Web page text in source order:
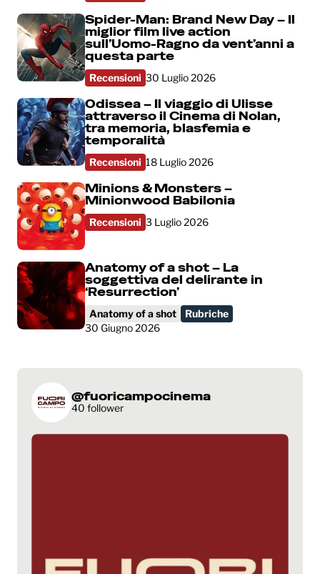
Spider-Man: Brand New Day – Il
miglior film live action
sull’Uomo-Ragno da vent’anni a
questa parte
Recensioni 30 Luglio 2026
Odissea – Il viaggio di Ulisse
attraverso il Cinema di Nolan,
tra memoria, blasfemia e
temporalità
Recensioni 18 Luglio 2026
Minions & Monsters –
Minionwood Babilonia
Recensioni 3 Luglio 2026
Anatomy of a shot – La
soggettiva del delirante in
‘Resurrection’
Anatomy of a shot
Rubriche
30 Giugno 2026
@fuoricampocinema
40 follower